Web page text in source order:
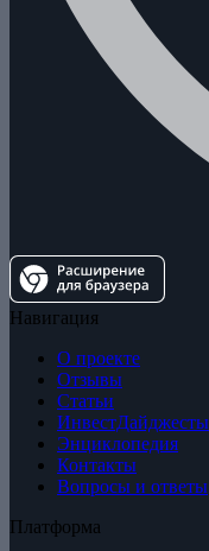
Навигация
О проекте
Отзывы
Статьи
ИнвестДайджесты
Энциклопедия
Контакты
Вопросы и ответы
Платформа